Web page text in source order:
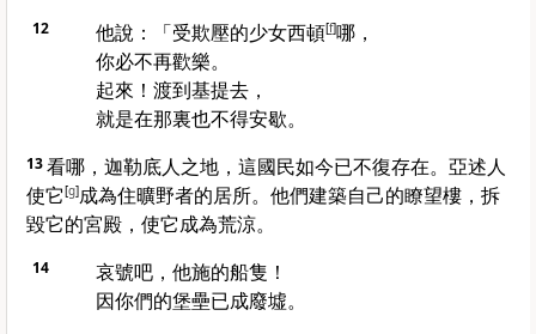
12 他說：「受欺壓的少女西頓[f]哪，
你必不再歡樂。
起來！渡到基提去，
就是在那裏也不得安歇。
13看哪， 迦勒底人之地，這國民如今已不復存在。 亞述人
使它[g]成為住曠野者的居所。他們建築自己的瞭望樓，拆
毀它的宮殿，使它成為荒涼。
14 哀號吧， 他施的船隻！
因你們的堡壘已成廢墟。